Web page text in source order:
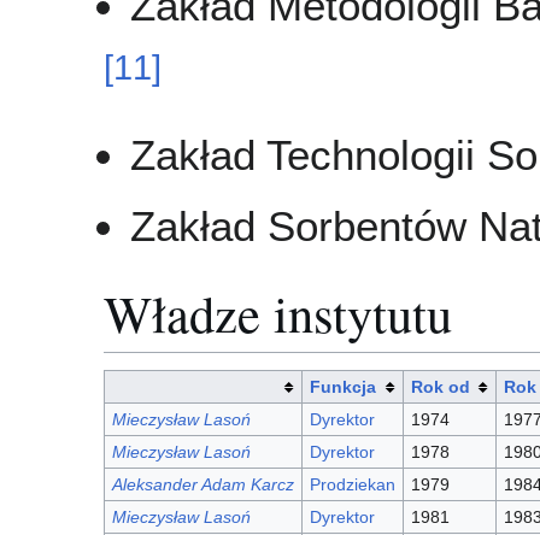
[11]
Zakład Technologii
Zakład Sorbentów
Władze instytutu
Funkcja Rok od
Mieczysław Lasoń
Dyrektor 1974
Mieczysław Lasoń
Dyrektor 1978
Aleksander Adam Karcz
Prodziekan 1979
Mieczysław Lasoń
Dyrektor 1981